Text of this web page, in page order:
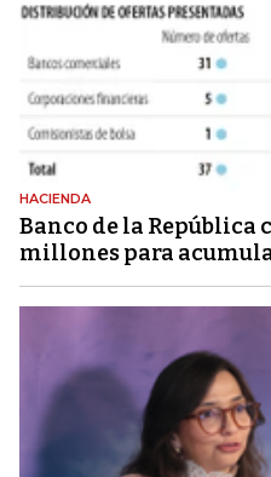
HACIENDA
Banco de la República
millones para